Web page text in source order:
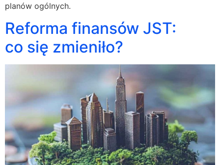
planów ogólnych.
Reforma finansów JST:
co się zmieniło?